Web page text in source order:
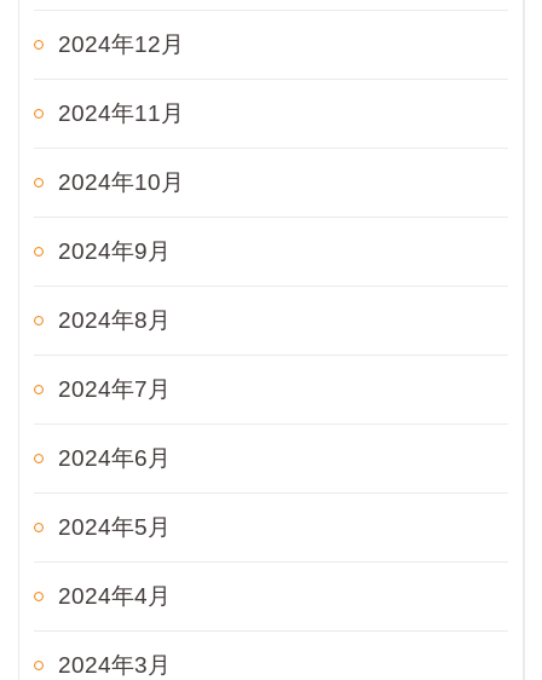
2024年12月
2024年11月
2024年10月
2024年9月
2024年8月
2024年7月
2024年6月
2024年5月
2024年4月
2024年3月